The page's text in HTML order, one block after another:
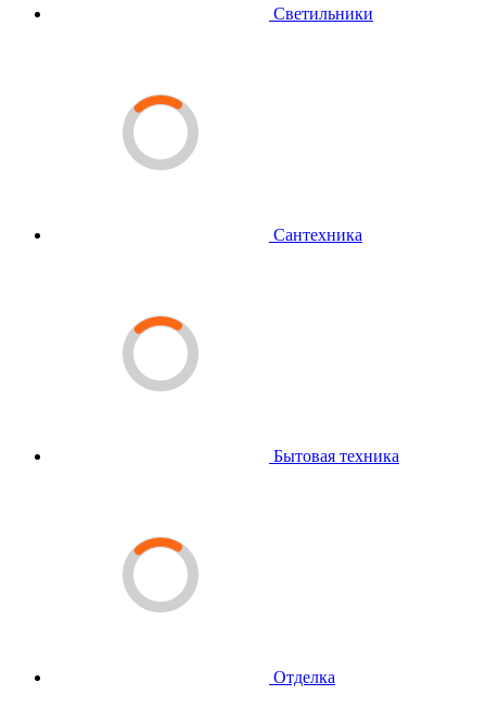
Светильники
Сантехника
Бытовая техника
Отделка